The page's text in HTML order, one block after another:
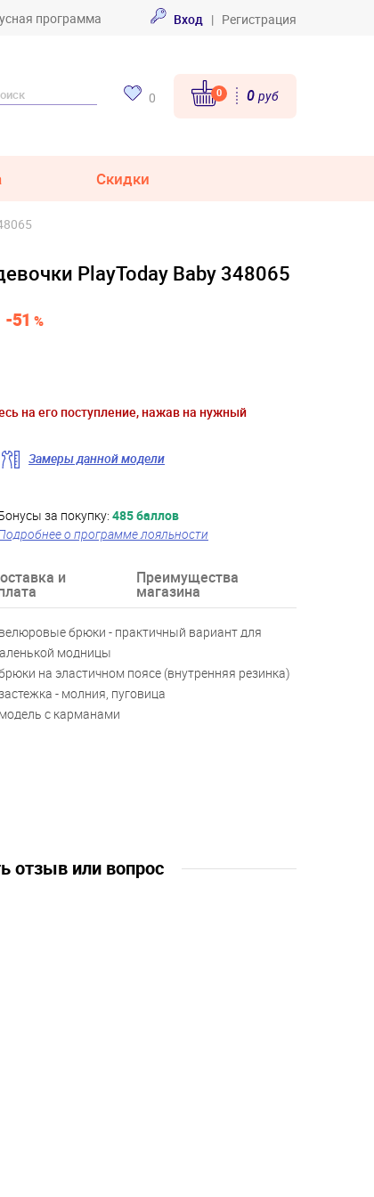
программа Вход | Регистрация
0 0 0 руб
Скидки
PlayToday Baby 348065
-51 %
на его поступление, нажав на нужный
Замеры данной модели
за покупку: 485 баллов
о программе лояльности
и Преимущества
магазина
брюки - практичный вариант для
модницы
на эластичном поясе (внутренняя резинка)
- молния, пуговица
с карманами
отзыв или вопрос